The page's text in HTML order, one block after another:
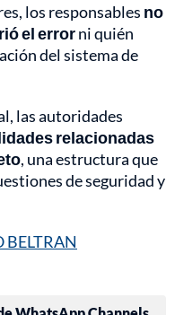
los responsables no
el errorni quién
del sistema de
las autoridades
relacionadas
, una estructura que
de seguridad y
BELTRAN